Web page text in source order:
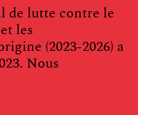
de lutte contre le
les
(2023-2026) a
Nous